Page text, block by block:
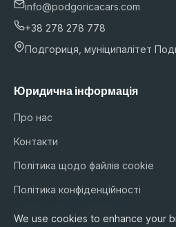
We use cookies to enhance your
info@podgoricacars.com
+38 278 278 778
Подгориця, муніципалітет
Юридична інформація
Про нас
Контакти
Політика щодо файлів cookie
Політика конфіденційності
Умови обслуговування